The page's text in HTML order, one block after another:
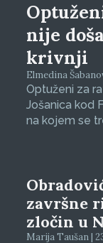
nije
krivnji
Elmedina
Optuženi za
Jošanica kod
na kojem se
završne
zločin u
Marija Taušan |